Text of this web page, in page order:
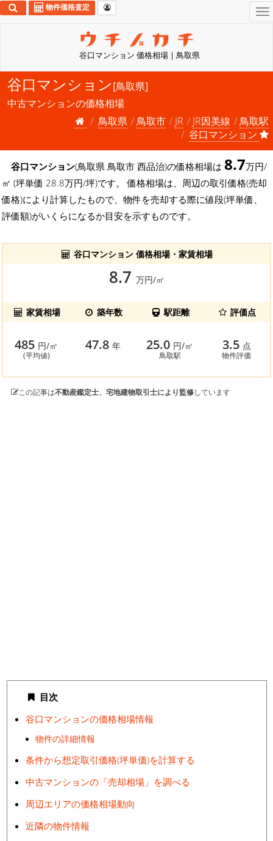
谷口マンション 価格相場 | 鳥取県
物件価格査定
谷口マンション[鳥取県]
中古マンションの価格相場
鳥取県
鳥取市 JR JR因美線
鳥取駅
谷口マンション
谷口マンション(鳥取県 鳥取市 西品治)の価格相場は 8.7万円/
㎡ (坪単価 28.8万円/坪)です。 価格相場は、周辺の取引価格(売却
価格)により計算したもので、物件を売却する際に値段(坪単価、
評価額)がいくらになるか目安を示すものです。
谷口マンション 価格相場・家賃相場
8.7 万円/㎡
家賃相場 築年数 駅距離 評価点
485 円/㎡
(平均値)
47.8年 25.0 円/㎡
鳥取駅
3.5 点
物件評価
この記事は不動産鑑定士、宅地建物取引士により監修しています
目次
谷口マンションの価格相場情報
物件の詳細情報
条件から想定取引価格(坪単価)を計算する
中古マンションの「売却相場」を調べる
周辺エリアの価格相場動向
近隣の物件情報